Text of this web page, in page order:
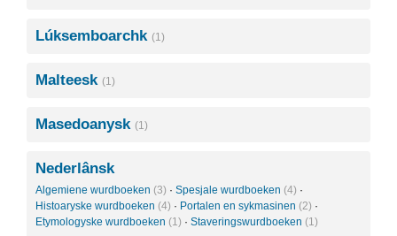
Lúksemboarchk (1)
Malteesk (1)
Masedoanysk (1)
Nederlânsk
Algemiene wurdboeken (3) · Spesjale wurdboeken (4) ·
Histoaryske wurdboeken (4) · Portalen en sykmasinen (2) ·
Etymologyske wurdboeken (1) · Staveringswurdboeken (1)